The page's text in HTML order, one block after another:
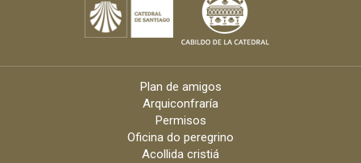
Plan de amigos
Arquiconfraría
Permisos
Oficina do peregrino
Acollida cristiá